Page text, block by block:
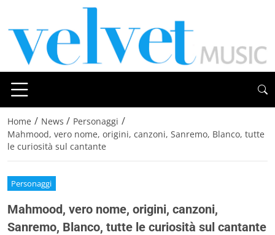
Home / News / Personaggi /
Mahmood, vero nome, origini, canzoni, Sanremo, Blanco, tutte
le curiosità sul cantante
Personaggi
Mahmood, vero nome, origini, canzoni,
Sanremo, Blanco, tutte le curiosità sul cantante